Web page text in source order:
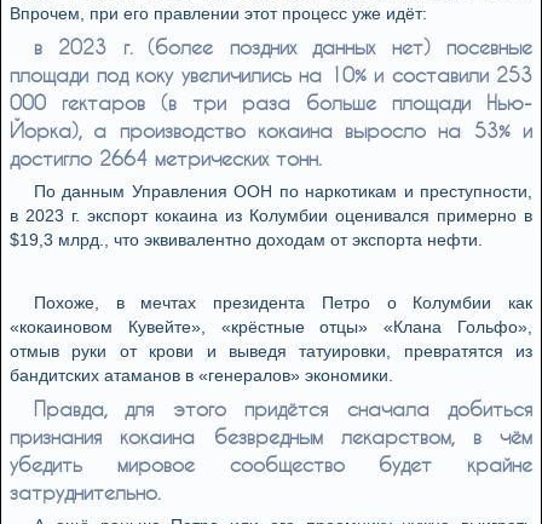
Впрочем, при его правлении этот процесс уже идёт:
в 2023 г. (более поздних данных нет) посевные
площади под коку увеличились на 10% и составили 253
000 гектаров (в три раза больше площади Нью-
Йорка), а производство кокаина выросло на 53% и
достигло 2664 метрических тонн.
По данным Управления ООН по наркотикам и преступности,
в 2023 г. экспорт кокаина из Колумбии оценивался примерно в
$19,3 млрд., что эквивалентно доходам от экспорта нефти.
Похоже, в мечтах президента Петро о Колумбии как
«кокаиновом Кувейте», «крёстные отцы» «Клана Гольфо»,
отмыв руки от крови и выведя татуировки, превратятся из
бандитских атаманов в «генералов» экономики.
Правда, для этого придётся сначала добиться
признания кокаина безвредным лекарством, в чём
убедить мировое сообщество будет крайне
затруднительно.